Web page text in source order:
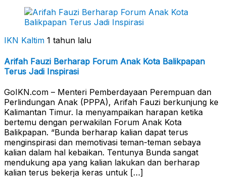
IKN Kaltim 1 tahun lalu
Arifah Fauzi Berharap Forum Anak Kota Balikpapan
Terus Jadi Inspirasi
GoIKN.com – Menteri Pemberdayaan Perempuan dan
Perlindungan Anak (PPPA), Arifah Fauzi berkunjung ke
Kalimantan Timur. Ia menyampaikan harapan ketika
bertemu dengan perwakilan Forum Anak Kota
Balikpapan. “Bunda berharap kalian dapat terus
menginspirasi dan memotivasi teman-teman sebaya
kalian dalam hal kebaikan. Tentunya Bunda sangat
mendukung apa yang kalian lakukan dan berharap
kalian terus bekerja keras untuk […]